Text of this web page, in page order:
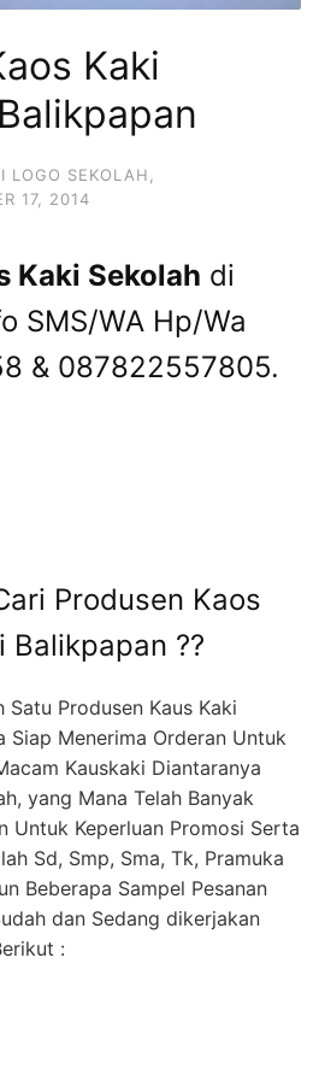
Kaki
LOGO SEKOLAH
17, 2014
Kaki Sekolah di
SMS/WA Hp/Wa
& 087822557805.
Produsen Kaos
Balikpapan ??
Satu Produsen Kaus Kaki
Siap Menerima Orderan Untuk
Kauskaki Diantaranya
yang Mana Telah Banyak
Untuk Keperluan Promosi Serta
Sd, Smp, Sma, Tk, Pramuka
Beberapa Sampel Pesanan
dan Sedang dikerjakan
: